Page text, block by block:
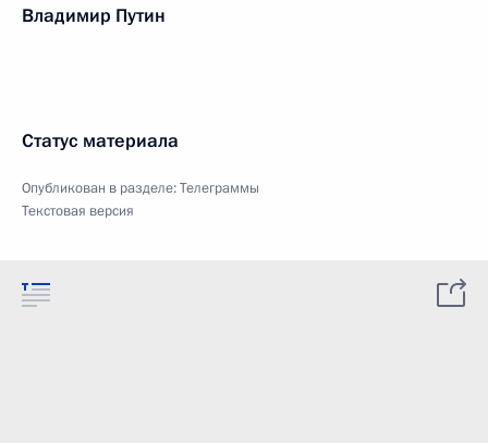
Владимир Путин
Статус материала
Опубликован в разделе:Телеграммы
Текстовая версия